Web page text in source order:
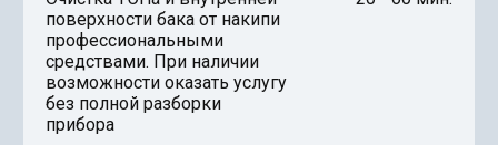
поверхности бака от накипи
профессиональными
средствами. При наличии
возможности оказать услугу
без полной разборки
прибора